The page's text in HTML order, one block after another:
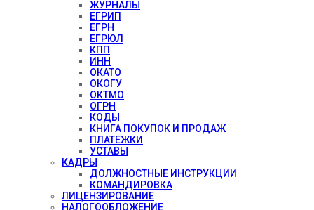
ЖУРНАЛЫ
ЕГРИП
ЕГРН
ЕГРЮЛ
КПП
ИНН
ОКАТО
ОКОГУ
ОКТМО
ОГРН
КОДЫ
КНИГА ПОКУПОК И ПРОДАЖ
ПЛАТЕЖКИ
УСТАВЫ
КАДРЫ
ДОЛЖНОСТНЫЕ ИНСТРУКЦИИ
КОМАНДИРОВКА
ЛИЦЕНЗИРОВАНИЕ
НАЛОГООБЛОЖЕНИЕ